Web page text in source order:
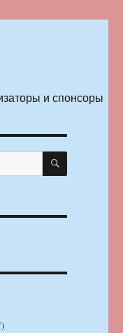
и спонсоры
ПОИСК